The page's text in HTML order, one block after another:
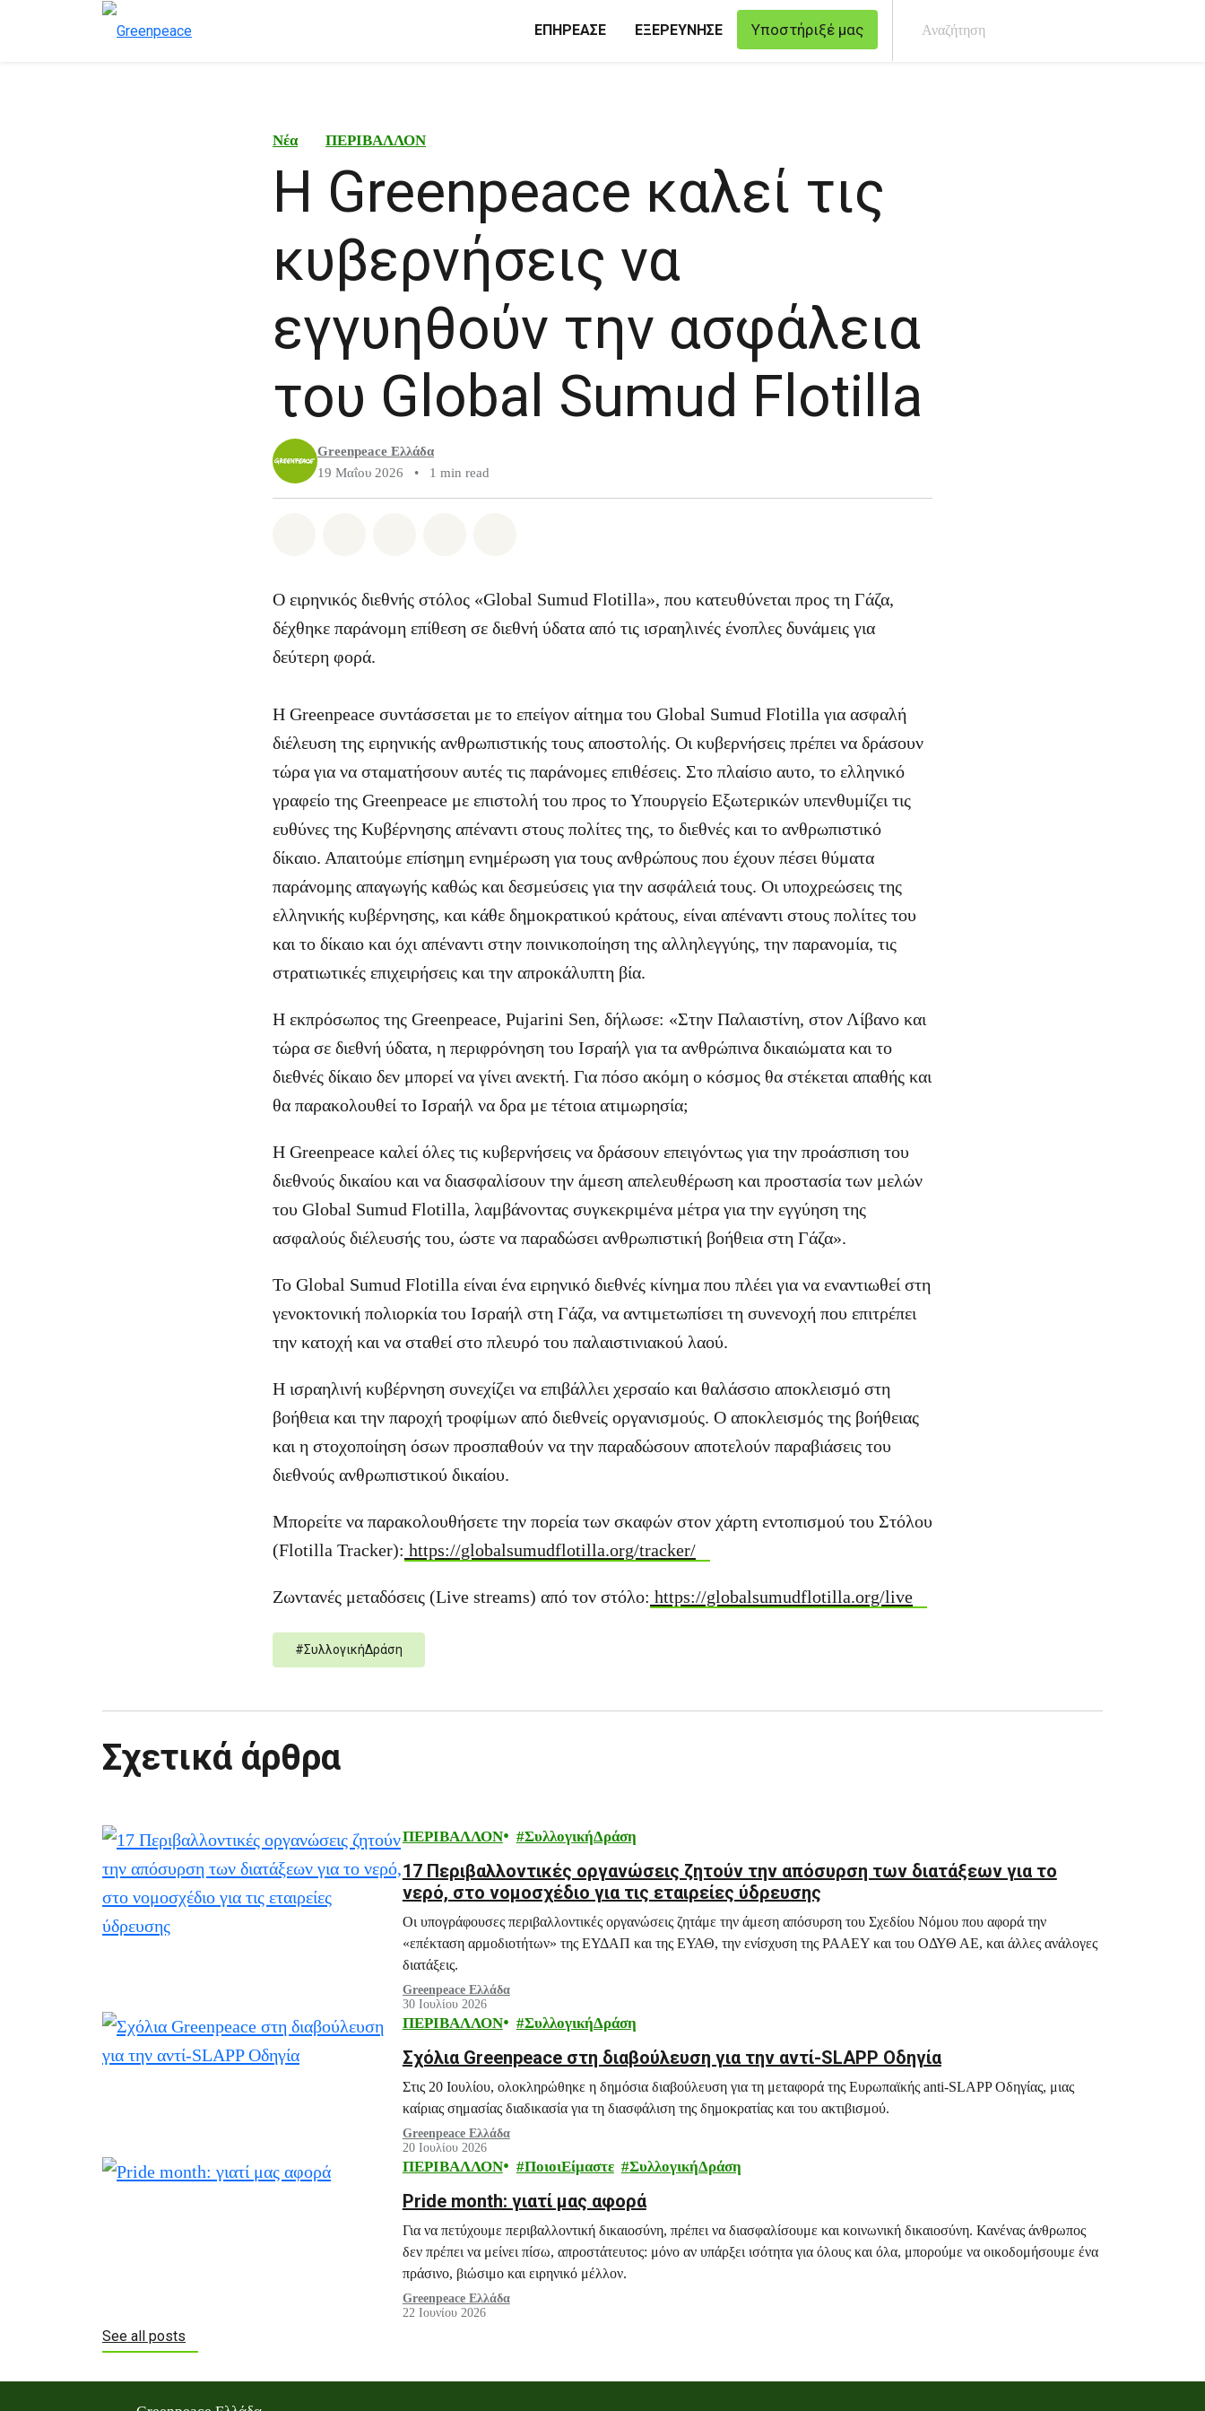
ΕΠΗΡΕΑΣΕ ΕΞΕΡΕΥΝΗΣΕ Υποστήριξέ μας
Νέα ΠΕΡΙΒΑΛΛΟΝ
Η Greenpeace καλεί τις
κυβερνήσεις να
εγγυηθούν την ασφάλεια
του Global Sumud Flotilla
Greenpeace Ελλάδα
19 Μαΐου 2026
• 1 min read
Ο ειρηνικός διεθνής στόλος «Global Sumud Flotilla», που κατευθύνεται προς τη Γάζα,
δέχθηκε παράνομη επίθεση σε διεθνή ύδατα από τις ισραηλινές ένοπλες δυνάμεις για
δεύτερη φορά.
Η Greenpeace συντάσσεται με το επείγον αίτημα του Global Sumud Flotilla για ασφαλή
διέλευση της ειρηνικής ανθρωπιστικής τους αποστολής. Οι κυβερνήσεις πρέπει να δράσουν
τώρα για να σταματήσουν αυτές τις παράνομες επιθέσεις. Στο πλαίσιο αυτο, το ελληνικό
γραφείο της Greenpeace με επιστολή του προς το Υπουργείο Εξωτερικών υπενθυμίζει τις
ευθύνες της Κυβέρνησης απέναντι στους πολίτες της, το διεθνές και το ανθρωπιστικό
δίκαιο. Απαιτούμε επίσημη ενημέρωση για τους ανθρώπους που έχουν πέσει θύματα
παράνομης απαγωγής καθώς και δεσμεύσεις για την ασφάλειά τους. Οι υποχρεώσεις της
ελληνικής κυβέρνησης, και κάθε δημοκρατικού κράτους, είναι απέναντι στους πολίτες του
και το δίκαιο και όχι απέναντι στην ποινικοποίηση της αλληλεγγύης, την παρανομία, τις
στρατιωτικές επιχειρήσεις και την απροκάλυπτη βία.
Η εκπρόσωπος της Greenpeace, Pujarini Sen, δήλωσε: «Στην Παλαιστίνη, στον Λίβανο και
τώρα σε διεθνή ύδατα, η περιφρόνηση του Ισραήλ για τα ανθρώπινα δικαιώματα και το
διεθνές δίκαιο δεν μπορεί να γίνει ανεκτή. Για πόσο ακόμη ο κόσμος θα στέκεται απαθής και
θα παρακολουθεί το Ισραήλ να δρα με τέτοια ατιμωρησία;
Η Greenpeace καλεί όλες τις κυβερνήσεις να δράσουν επειγόντως για την προάσπιση του
διεθνούς δικαίου και να διασφαλίσουν την άμεση απελευθέρωση και προστασία των μελών
του Global Sumud Flotilla, λαμβάνοντας συγκεκριμένα μέτρα για την εγγύηση της
ασφαλούς διέλευσής του, ώστε να παραδώσει ανθρωπιστική βοήθεια στη Γάζα».
Το Global Sumud Flotilla είναι ένα ειρηνικό διεθνές κίνημα που πλέει για να εναντιωθεί στη
γενοκτονική πολιορκία του Ισραήλ στη Γάζα, να αντιμετωπίσει τη συνενοχή που επιτρέπει
την κατοχή και να σταθεί στο πλευρό του παλαιστινιακού λαού.
Η ισραηλινή κυβέρνηση συνεχίζει να επιβάλλει χερσαίο και θαλάσσιο αποκλεισμό στη
βοήθεια και την παροχή τροφίμων από διεθνείς οργανισμούς. Ο αποκλεισμός της βοήθειας
και η στοχοποίηση όσων προσπαθούν να την παραδώσουν αποτελούν παραβιάσεις του
διεθνούς ανθρωπιστικού δικαίου.
Μπορείτε να παρακολουθήσετε την πορεία των σκαφών στον χάρτη εντοπισμού του Στόλου
(Flotilla Tracker): https://globalsumudflotilla.org/tracker/
Ζωντανές μεταδόσεις (Live streams) από τον στόλο: https://globalsumudflotilla.org/live
#ΣυλλογικήΔράση
Σχετικά άρθρα
ΠΕΡΙΒΑΛΛΟΝ ΣυλλογικήΔράση
17 Περιβαλλοντικές οργανώσεις ζητούν την απόσυρση των διατάξεων για το
νερό, στο νομοσχέδιο για τις εταιρείες ύδρευσης
Οι υπογράφουσες περιβαλλοντικές οργανώσεις ζητάμε την άμεση απόσυρση του Σχεδίου Νόμου που αφορά την
«επέκταση αρμοδιοτήτων» της ΕΥΔΑΠ και της ΕΥΑΘ, την ενίσχυση της ΡΑΑΕΥ και του ΟΔΥΘ ΑΕ, και άλλες ανάλογες
διατάξεις.
Greenpeace Ελλάδα
30 Ιουλίου 2026
ΠΕΡΙΒΑΛΛΟΝ ΣυλλογικήΔράση
Σχόλια Greenpeace στη διαβούλευση για την αντί-SLAPP Οδηγία
Στις 20 Ιουλίου, ολοκληρώθηκε η δημόσια διαβούλευση για τη μεταφορά της Ευρωπαϊκής anti-SLAPP Οδηγίας, μιας
καίριας σημασίας διαδικασία για τη διασφάλιση της δημοκρατίας και του ακτιβισμού.
Greenpeace Ελλάδα
20 Ιουλίου 2026
ΠΕΡΙΒΑΛΛΟΝ ΠοιοιΕίμαστε ΣυλλογικήΔράση
Pride month: γιατί μας αφορά
Για να πετύχουμε περιβαλλοντική δικαιοσύνη, πρέπει να διασφαλίσουμε και κοινωνική δικαιοσύνη. Κανένας άνθρωπος
δεν πρέπει να μείνει πίσω, απροστάτευτος: μόνο αν υπάρξει ισότητα για όλους και όλα, μπορούμε να οικοδομήσουμε ένα
πράσινο, βιώσιμο και ειρηνικό μέλλον.
Greenpeace Ελλάδα
22 Ιουνίου 2026
See all posts